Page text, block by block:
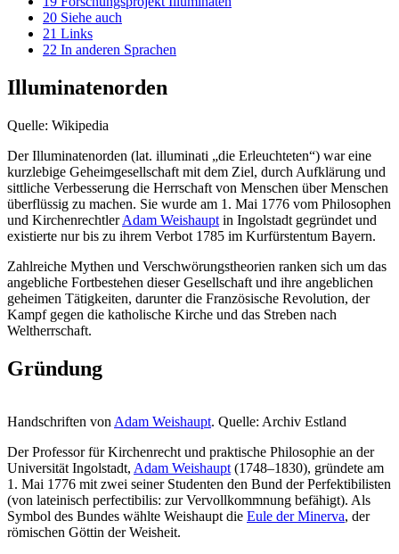
20 Siehe auch
21 Links
22 In anderen Sprachen
Illuminatenorden
Quelle: Wikipedia
Der Illuminatenorden (lat. illuminati „die Erleuchteten“) war eine
kurzlebige Geheimgesellschaft mit dem Ziel, durch Aufklärung und
sittliche Verbesserung die Herrschaft von Menschen über Menschen
überflüssig zu machen. Sie wurde am 1. Mai 1776 vom Philosophen
und KirchenrechtlerAdam Weishaupt in Ingolstadt gegründet und
existierte nur bis zu ihrem Verbot 1785 im Kurfürstentum Bayern.
Zahlreiche Mythen und Verschwörungstheorien ranken sich um das
angebliche Fortbestehen dieser Gesellschaft und ihre angeblichen
geheimen Tätigkeiten, darunter die Französische Revolution, der
Kampf gegen die katholische Kirche und das Streben nach
Weltherrschaft.
Gründung
Handschriften vonAdam Weishaupt. Quelle: Archiv Estland
Der Professor für Kirchenrecht und praktische Philosophie an der
Universität Ingolstadt, Adam Weishaupt(1748–1830), gründete am
1. Mai 1776 mit zwei seiner Studenten den Bund der Perfektibilisten
(von lateinisch perfectibilis: zur Vervollkommnung befähigt). Als
Symbol des Bundes wählte Weishaupt die Eule der Minerva, der
römischen Göttin der Weisheit.